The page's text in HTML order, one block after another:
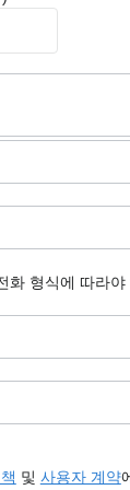
화 형식에 따라
및 사용자 계약